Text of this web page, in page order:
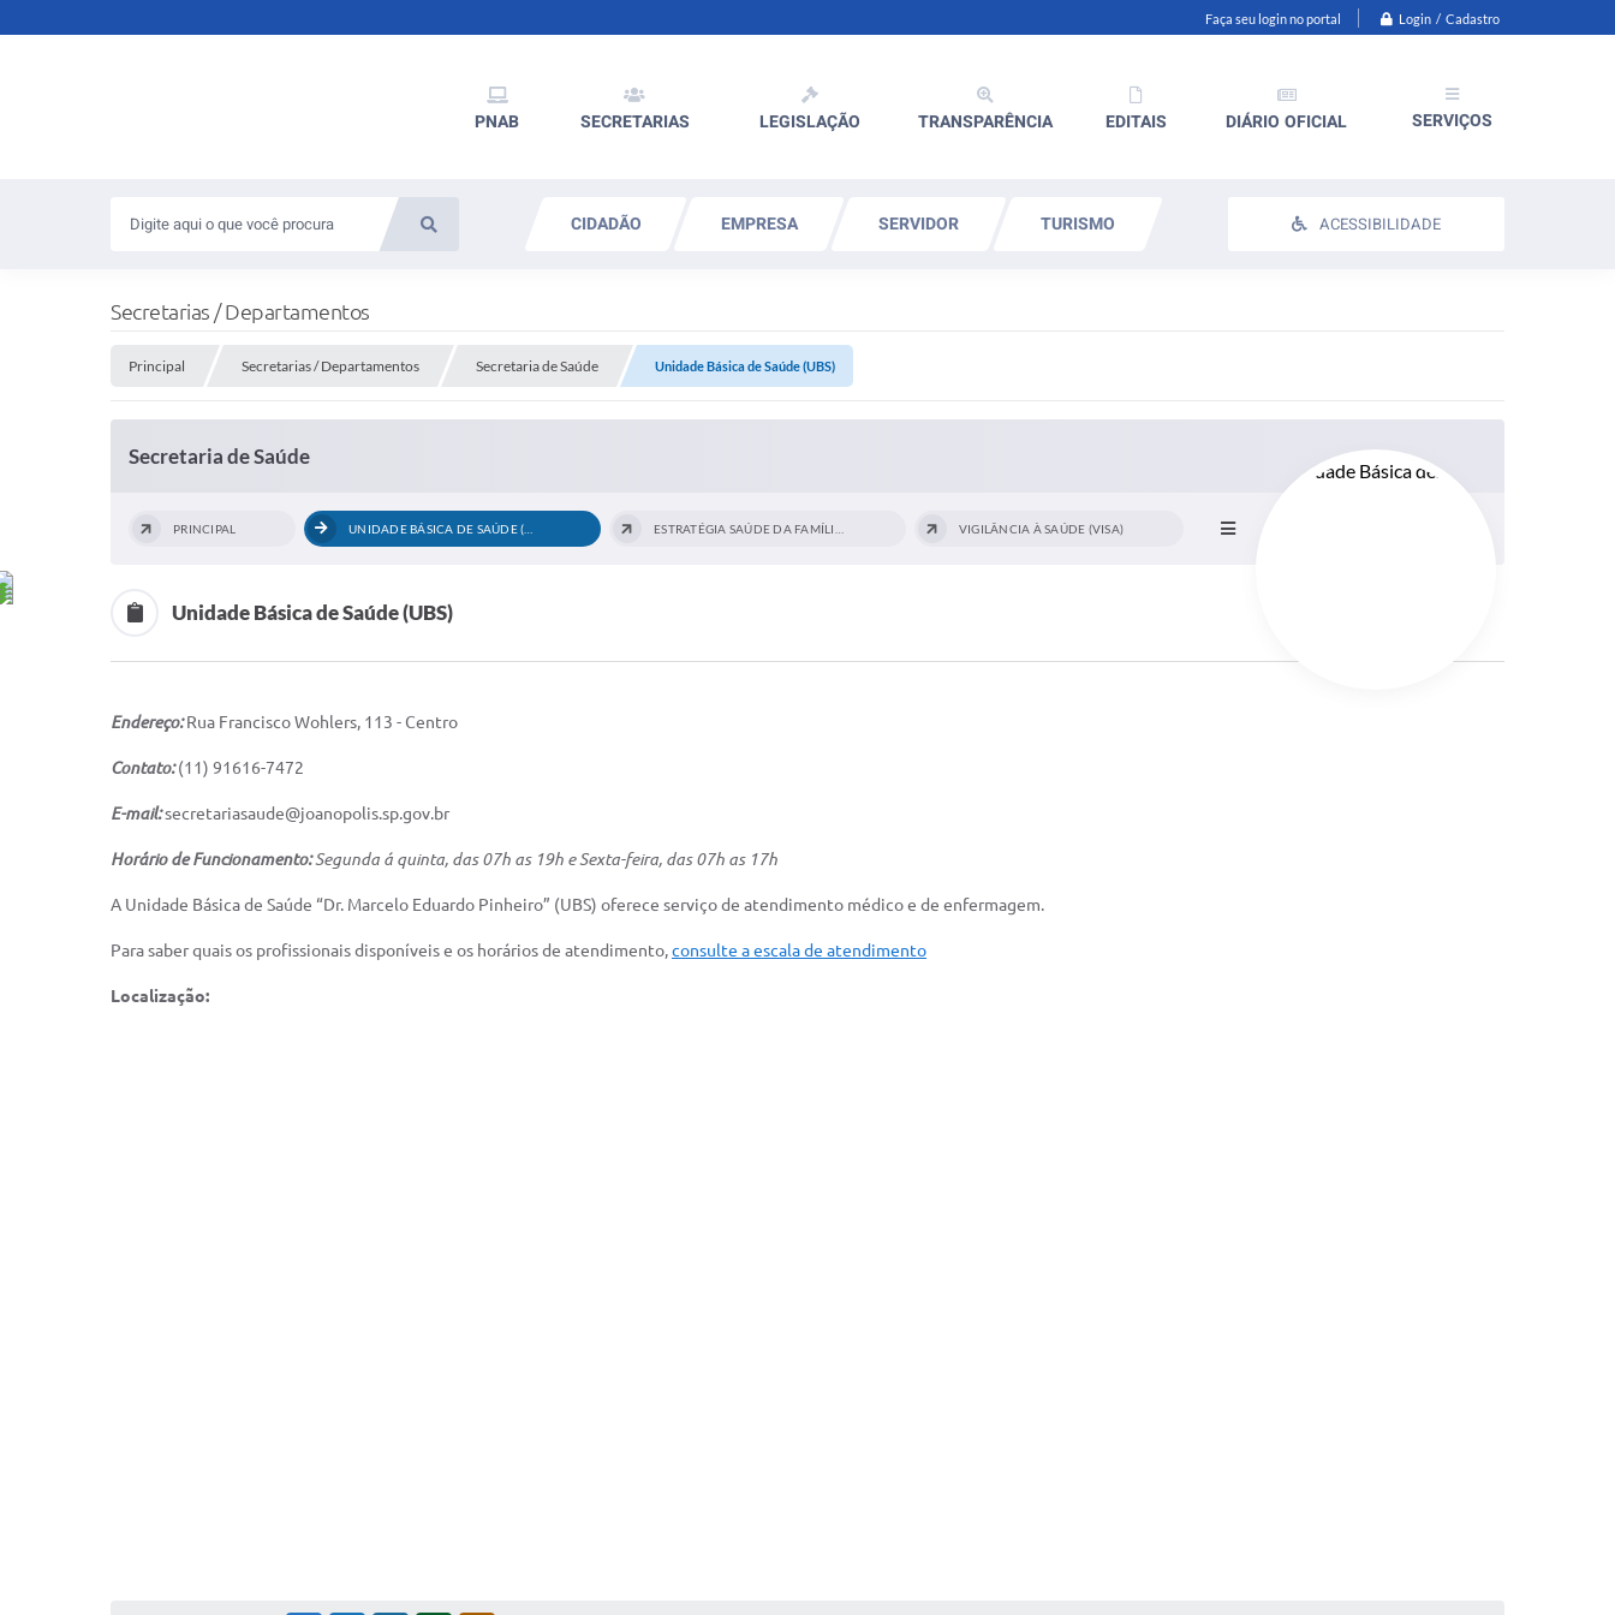
Faça seu login no portal Login / Cadastro
PNAB SECRETARIAS LEGISLAÇÃO TRANSPARÊNCIA EDITAIS DIÁRIO OFICIAL SERVIÇOS
CIDADÃO EMPRESA SERVIDOR TURISMO ACESSIBILIDADE
Secretarias / Departamentos
Principal Secretarias / Departamentos Secretaria de Saúde Unidade Básica de Saúde (UBS)
Secretaria de Saúde
PRINCIPAL VIGILÂNCIA À SAÚDE (VISA)
Unidade Básica de Saúde (UBS)
Endereço:Rua Francisco Wohlers, 113 - Centro
Contato:(11) 91616-7472
E-mail:secretariasaude@joanopolis.sp.gov.br
Horário de Funcionamento:Segunda á quinta, das 07h as 19h e Sexta-feira, das 07h as 17h
A Unidade Básica de Saúde “Dr. Marcelo Eduardo Pinheiro” (UBS) oferece serviço de atendimento médico e de enfermagem.
Para saber quais os profissionais disponíveis e os horários de atendimento,consulte a escala de atendimento
Localização: